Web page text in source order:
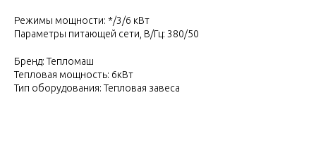
Режимы мощности: */3/6 кВт
Параметры питающей сети, В/Гц: 380/50
Бренд: Тепломаш
Тепловая мощность: 6кВт
Тип оборудования: Тепловая завеса